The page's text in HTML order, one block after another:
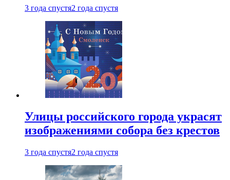
3 года спустя2 года спустя
Улицы российского города украсят
изображениями собора без крестов
3 года спустя2 года спустя